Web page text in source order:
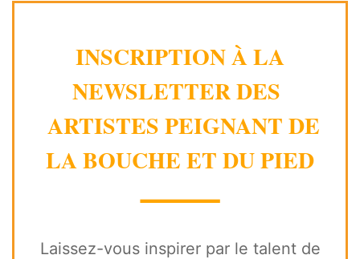
INSCRIPTION À LA
NEWSLETTER DES
ARTISTES PEIGNANT DE
LA BOUCHE ET DU PIED
⸻
Laissez-vous inspirer par le talent de